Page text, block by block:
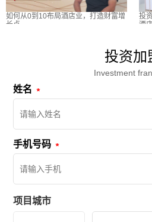
如何从0到10布局酒店业，打造财富增
长点
投
酒
投资加
Investment
姓名
手机号码
项目城市